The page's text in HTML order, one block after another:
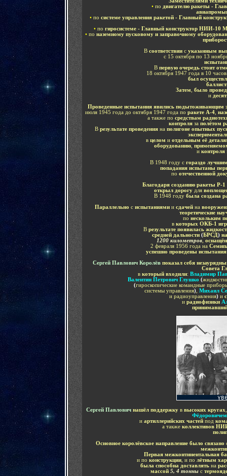
• по двигателю ракеты -
• по системе управления ракетой - Главный
• по гиросистеме - Главный конструктор НИИ-10
• по наземному пусковому и заправочному
В соответствиис указанным
с 15 октября по 13
В первую очередь стоит
18 октября 1947 года в 10
был
Затем, было
и
Проведенные испытания явились подытоживающим
июля 1945 года до октября 1947 года по ракете А-4,
а также по средствам
контроля за полётом
В результате проведения на полигоне опытных
в целом и отдельным её
оборудованию,
и контроля
В 1948 году с гораздо
попадания испытаны
по отечественной
Благодаря созданию ракеты Р-1
открыл дорогу для
В 1948 году была создана
Параллельно с испытаниями и сдачей на
теоретические
по нескольким
в которых ОКБ-1
Врезультате появилась
средней дальности (БРСД)
1200 километров,
2 февраля 1956 года на
успешно проведены
Сергей Павлович Королёв показал себя
Совета
в который входили: Владимир
Валентин Петрович Глушко (
(гироскопические командные
системы управления), Михаил
и радиоуправления) и
ирадиофизики
Сергей Павлович нашёл поддержку в высоких кругах
и артиллерийских частейпод
а также коллективов
Основное королёвское направление было связано
Первая межконтинентальная
и по конструкции, и по лётным
была способна доставлятьна
массой5, 4 тонны с